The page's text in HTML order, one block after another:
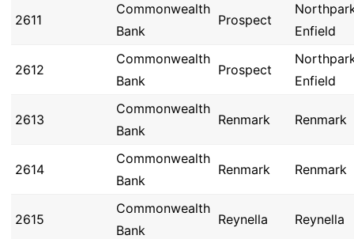
2611
Commonwealth
Bank
Prospect
Enfield
2612
Commonwealth
Bank
Prospect
Enfield
2613
Commonwealth
Bank
Renmark Renmark
2614
Commonwealth
Bank
Renmark Renmark
2615
Commonwealth
Bank
Reynella Reynella